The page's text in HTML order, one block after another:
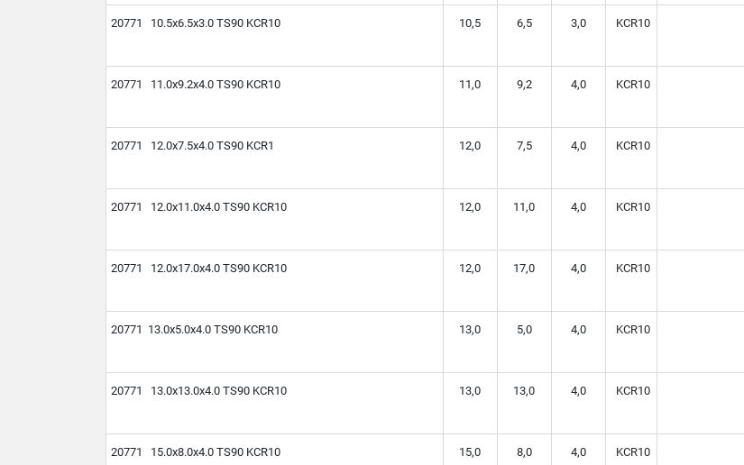
20771 10.5х6.5х3.0 TS90 KCR10 10,5 6,5 3,0 KCR10
20771 11.0х9.2х4.0 TS90 KCR10 11,0 9,2 4,0 KCR10
20771 12.0х7.5х4.0 TS90 KCR1 12,0 7,5 4,0 KCR10
20771 12.0х11.0х4.0 TS90 KCR10 12,0 11,0 4,0 KCR10
20771 12.0х17.0х4.0 TS90 KCR10 12,0 17,0 4,0 KCR10
20771 13.0х5.0х4.0 TS90 KCR10 13,0 5,0 4,0 KCR10
20771 13.0х13.0х4.0 TS90 KCR10 13,0 13,0 4,0 KCR10
20771 15.0х8.0х4.0 TS90 KCR10 15,0 8,0 4,0 KCR10